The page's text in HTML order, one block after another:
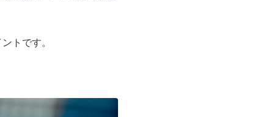
トです。